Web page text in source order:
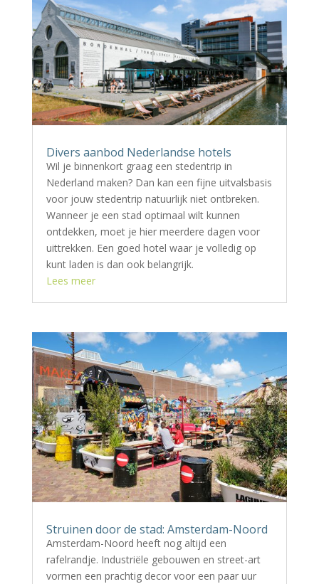
Divers aanbod Nederlandse hotels
Wil je binnenkort graag een stedentrip in
Nederland maken? Dan kan een fijne uitvalsbasis
voor jouw stedentrip natuurlijk niet ontbreken.
Wanneer je een stad optimaal wilt kunnen
ontdekken, moet je hier meerdere dagen voor
uittrekken. Een goed hotel waar je volledig op
kunt laden is dan ook belangrijk.
Lees meer
Struinen door de stad: Amsterdam-Noord
Amsterdam-Noord heeft nog altijd een
rafelrandje. Industriële gebouwen en street-art
vormen een prachtig decor voor een paar uur